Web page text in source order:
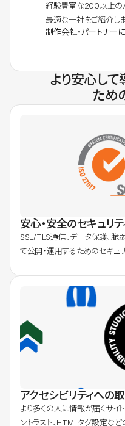
経験豊富な200以上の
最適な一社をご紹介しま
制作会社・パートナー
より安心して
ため
安心・安全のセキュリ
SSL/TLS通信、データ保護、脆
て公開・運用するためのセキュ
アクセシビリティへの
より多くの人に情報が届くサイ
ントラスト、HTMLタグ設定な